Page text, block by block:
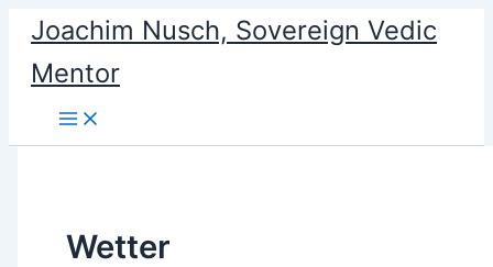
content
Joachim Nusch, Sovereign Vedic
Mentor
Wetter